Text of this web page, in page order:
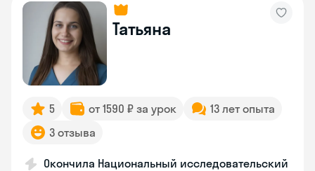
Татьяна
5 от 1590 ₽ за урок
13 лет опыта
3 отзыва
Окончила Национальный исследовательский